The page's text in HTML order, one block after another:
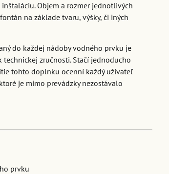
Objem a rozmer jednotlivých
na základe tvaru, výšky, či iných
do každej nádoby vodného prvku je
zručnosti. Stačí jednoducho
tohto doplnku ocenní každý užívateľ
je mimo prevádzky nezostávalo
prvku